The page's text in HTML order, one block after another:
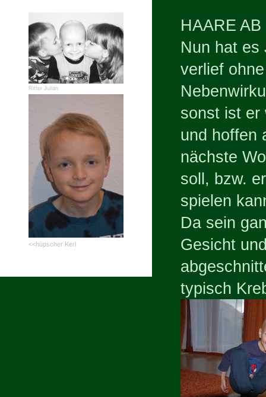
HAARE AB
Nun hat es
verlief
sonst ist er
und hoffen
nächste
soll, bzw.
spielen
Da sein
Gesicht
typisch
Ritter Julian
<<hüpscher Kerl